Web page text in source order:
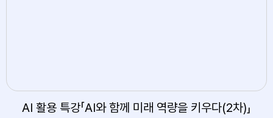
AI 활용 특강「AI와 함께 미래 역량을 키우다(2차)」